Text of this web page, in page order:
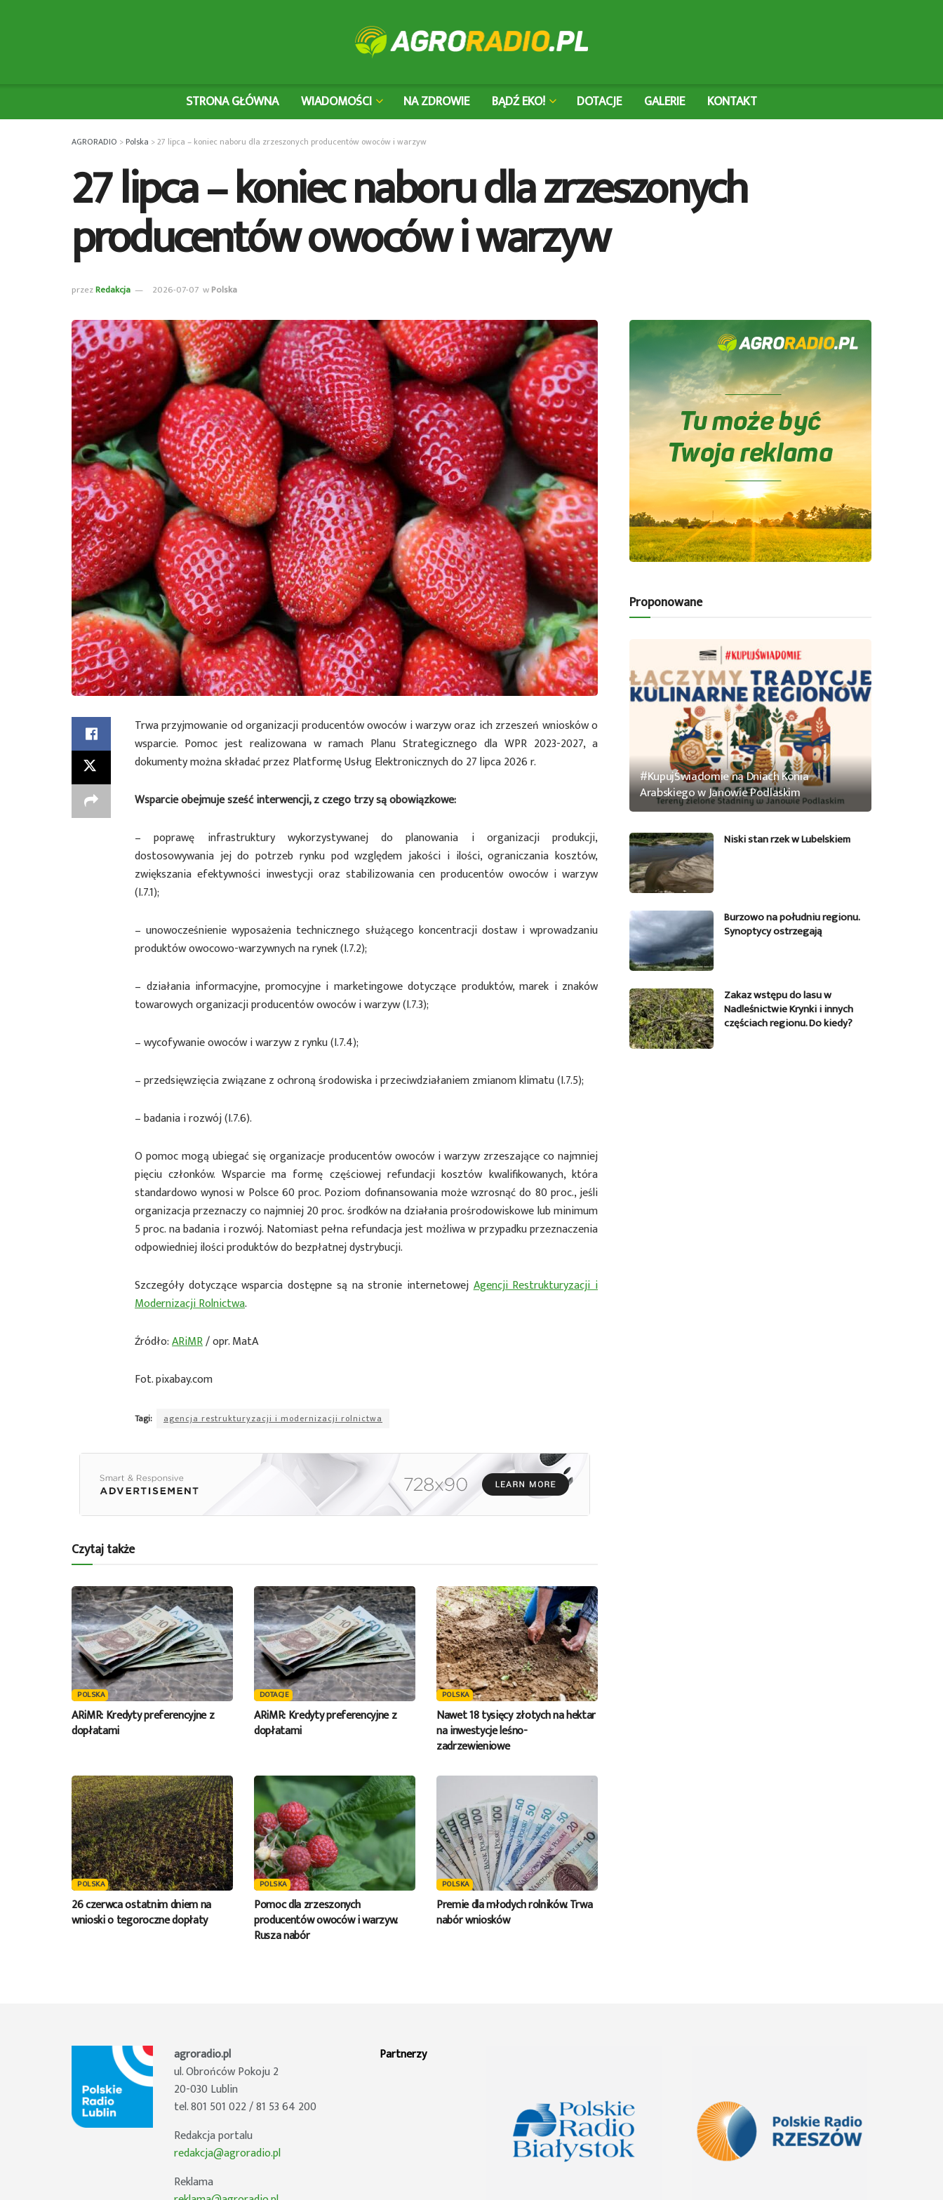
STRONA GŁÓWNA WIADOMOŚCI NA ZDROWIE BĄDŹ EKO! DOTACJE GALERIE KONTAKT
AGRORADIO >Polska >27 lipca – koniec naboru dla zrzeszonych producentów owoców i warzyw
27 lipca – koniec naboru dla zrzeszonych
producentów owoców i warzyw
przezRedakcja 2026-07-07 wPolska
Trwa przyjmowanie od organizacji producentów owoców i warzyw oraz ich zrzeszeń wniosków o
wsparcie. Pomoc jest realizowana w ramach Planu Strategicznego dla WPR 2023-2027, a
dokumenty można składać przez Platformę Usług Elektronicznych do 27 lipca 2026 r.
Wsparcie obejmuje sześć interwencji, z czego trzy są obowiązkowe:
– poprawę infrastruktury wykorzystywanej do planowania i organizacji produkcji,
dostosowywania jej do potrzeb rynku pod względem jakości i ilości, ograniczania kosztów,
zwiększania efektywności inwestycji oraz stabilizowania cen producentów owoców i warzyw
(I.7.1);
– unowocześnienie wyposażenia technicznego służącego koncentracji dostaw i wprowadzaniu
produktów owocowo-warzywnych na rynek (I.7.2);
– działania informacyjne, promocyjne i marketingowe dotyczące produktów, marek i znaków
towarowych organizacji producentów owoców i warzyw (I.7.3);
– wycofywanie owoców i warzyw z rynku (I.7.4);
– przedsięwzięcia związane z ochroną środowiska i przeciwdziałaniem zmianom klimatu (I.7.5);
– badania i rozwój (I.7.6).
O pomoc mogą ubiegać się organizacje producentów owoców i warzyw zrzeszające co najmniej
pięciu członków. Wsparcie ma formę częściowej refundacji kosztów kwalifikowanych, która
standardowo wynosi w Polsce 60 proc. Poziom dofinansowania może wzrosnąć do 80 proc., jeśli
organizacja przeznaczy co najmniej 20 proc. środków na działania prośrodowiskowe lub minimum
5 proc. na badania i rozwój. Natomiast pełna refundacja jest możliwa w przypadku przeznaczenia
odpowiedniej ilości produktów do bezpłatnej dystrybucji.
Szczegóły dotyczące wsparcia dostępne są na stronie internetowejAgencji Restrukturyzacji i
Modernizacji Rolnictwa.
Źródło:ARiMR/ opr. MatA
Fot. pixabay.com
Tagi: agencja restrukturyzacji i modernizacji rolnictwa
Czytaj także
POLSKA
ARiMR: Kredyty preferencyjne z
dopłatami
DOTACJE
ARiMR: Kredyty preferencyjne z
dopłatami
POLSKA
Nawet 18 tysięcy złotych na hektar
na inwestycje leśno-
zadrzewieniowe
POLSKA
26 czerwca ostatnim dniem na
wnioski o tegoroczne dopłaty
POLSKA
Pomoc dla zrzeszonych
producentów owoców i warzyw.
Rusza nabór
POLSKA
Premie dla młodych rolników. Trwa
nabór wniosków
Proponowane
#KupujŚwiadomie na Dniach Konia
Arabskiego w Janowie Podlaskim
Niski stan rzek w Lubelskiem
Burzowo na południu regionu.
Synoptycy ostrzegają
Zakaz wstępu do lasu w
Nadleśnictwie Krynki i innych
częściach regionu. Do kiedy?
agroradio.pl
ul. Obrońców Pokoju 2
20-030 Lublin
tel. 801 501 022 / 81 53 64 200
Redakcja portalu
redakcja@agroradio.pl
Reklama
Partnerzy